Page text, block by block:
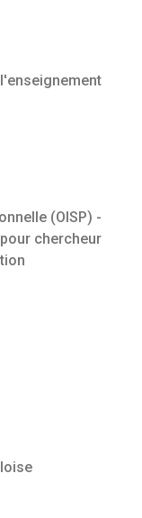
(OISP) -
chercheur